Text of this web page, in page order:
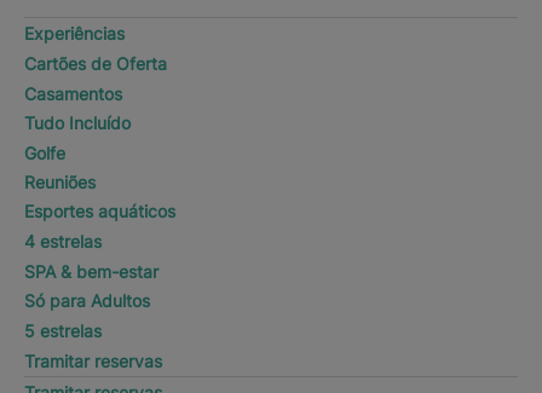
Experiências
Cartões de Oferta
Casamentos
Tudo Incluído
Golfe
Reuniões
Esportes aquáticos
4 estrelas
SPA & bem-estar
Só para Adultos
5 estrelas
Tramitar reservas